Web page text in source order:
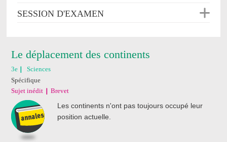
SESSION D'EXAMEN
Le déplacement des continents
3e
Sciences
Spécifique
Sujet inédit
Brevet
Les continents n'ont pas toujours occupé leur
position actuelle.